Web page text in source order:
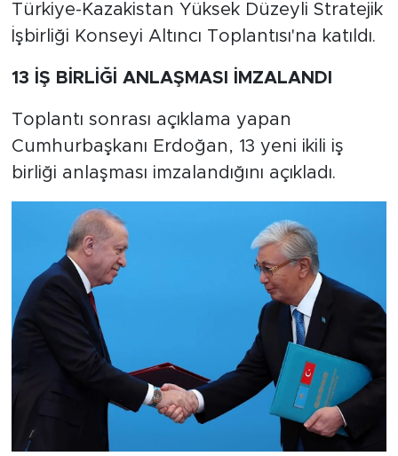
Türkiye-Kazakistan Yüksek Düzeyli Stratejik
İşbirliği Konseyi Altıncı Toplantısı'na katıldı.
13 İŞ BİRLİĞİ ANLAŞMASI İMZALANDI
Toplantı sonrası açıklama yapan
Cumhurbaşkanı Erdoğan, 13 yeni ikili iş
birliği anlaşması imzalandığını açıkladı.